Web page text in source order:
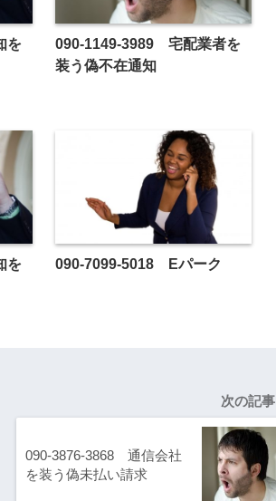
を
090-1149-3989 宅配業者を
装う偽不在通知
を
090-7099-5018 Eパーク
次の記事
090-3876-3868 通信会社
を装う偽未払い請求